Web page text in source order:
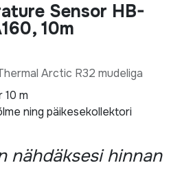
Sensor HB-
10m
Arctic R32 mudeliga
m
ning päikesekollektori
nähdäksesi hinnan